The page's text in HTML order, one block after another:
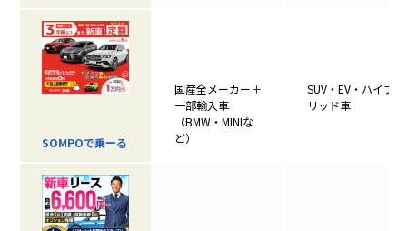
SOMPOで乗ーる
国産全メーカー＋
一部輸入車
（BMW・MINIな
ど）
SUV・EV・ハイブ
リッド車